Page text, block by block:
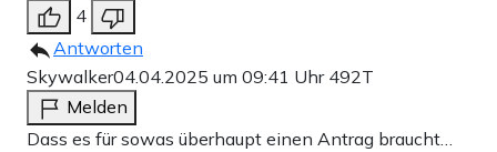
4
Antworten
Skywalker04.04.2025 um 09:41 Uhr 492T
Melden
Dass es für sowas überhaupt einen Antrag braucht…